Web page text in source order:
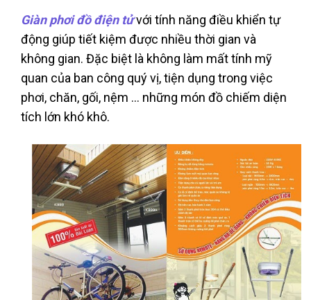
Giàn phơi đồ điện tửvới tính năng điều khiển tự
động giúp tiết kiệm được nhiều thời gian và
không gian. Đặc biệt là không làm mất tính mỹ
quan của ban công quý vị, tiện dụng trong việc
phơi, chăn, gối, nệm … những món đồ chiếm diện
tích lớn khó khô.